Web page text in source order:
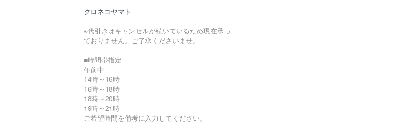
クロネコヤマト
※代引きはキャンセルが続いているため現在承っ
ておりません。ご了承くださいませ。
■時間帯指定
午前中
14時～16時
16時～18時
18時～20時
19時～21時
ご希望時間を備考に入力してください。